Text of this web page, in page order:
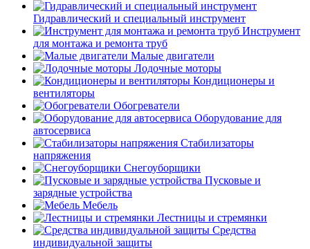
Гидравлический и специальный инструмент
Инструмент
для монтажа и ремонта труб
Малые двигатели
Лодочные моторы
Кондиционеры и
вентиляторы
Обогреватели
Оборудование для
автосервиса
Стабилизаторы
напряжения
Снегоуборщики
Пусковые и
зарядные устройства
Мебель
Лестницы и стремянки
Средства
индивидуальной защиты